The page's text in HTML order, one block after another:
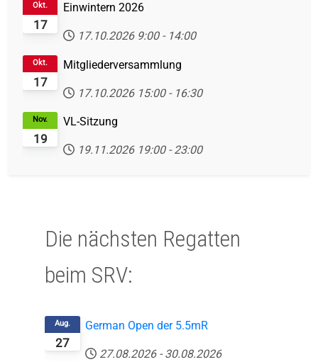
17
Okt. Einwintern 2026
17.10.2026 9:00 - 14:00
17
Okt. Mitgliederversammlung
17.10.2026 15:00 - 16:30
19
Nov. VL-Sitzung
19.11.2026 19:00 - 23:00
Die nächsten Regatten
beim SRV:
27
Aug. German Open der 5.5mR
27.08.2026 - 30.08.2026